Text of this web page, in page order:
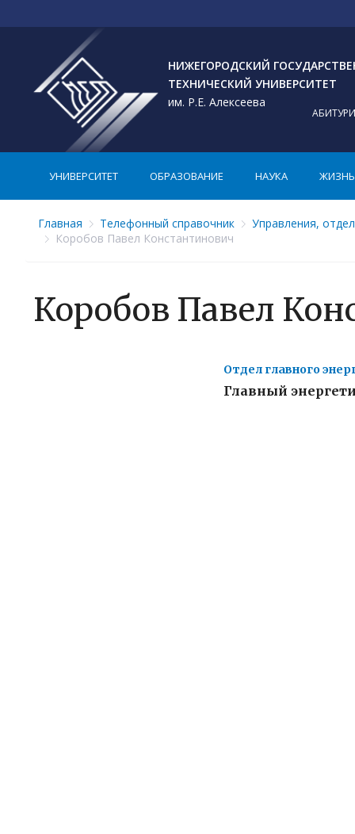
НИЖЕГОРОДСКИЙ
ТЕХНИЧЕСКИЙ УНИВЕРСИТЕТ
им. Р.Е. Алексеева
УНИВЕРСИТЕТ ОБРАЗОВАНИЕ НАУКА ЖИЗНЬ
Главная Телефонный справочник
Управления,
Коробов Павел Константинович
Коробов Павел
Отдел главного
Главный